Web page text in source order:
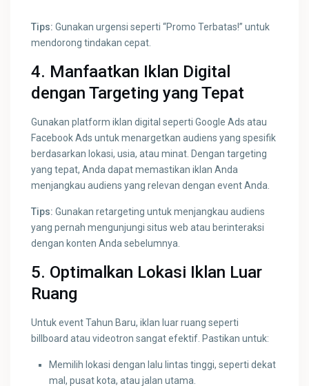
Tips: Gunakan urgensi seperti “Promo Terbatas!” untuk
mendorong tindakan cepat.
4. Manfaatkan Iklan Digital
dengan Targeting yang Tepat
Gunakan platform iklan digital seperti Google Ads atau
Facebook Ads untuk menargetkan audiens yang spesifik
berdasarkan lokasi, usia, atau minat. Dengan targeting
yang tepat, Anda dapat memastikan iklan Anda
menjangkau audiens yang relevan dengan event Anda.
Tips: Gunakan retargeting untuk menjangkau audiens
yang pernah mengunjungi situs web atau berinteraksi
dengan konten Anda sebelumnya.
5. Optimalkan Lokasi Iklan Luar
Ruang
Untuk event Tahun Baru, iklan luar ruang seperti
billboard atau videotron sangat efektif. Pastikan untuk:
Memilih lokasi dengan lalu lintas tinggi, seperti dekat
mal, pusat kota, atau jalan utama.